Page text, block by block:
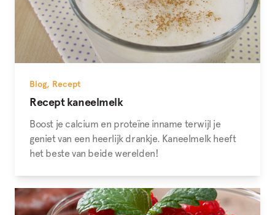
Blog, Recept
Recept kaneelmelk
Boost je calcium en proteïne inname terwijl je
geniet van een heerlijk drankje. Kaneelmelk heeft
het beste van beide werelden!